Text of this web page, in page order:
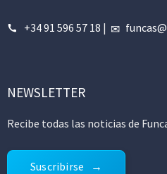
+34 91 596 57 18 |
NEWSLETTER
Recibe todas las noticias de
Suscribirse